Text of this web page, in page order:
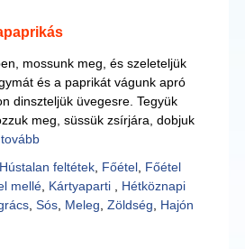
mossunk meg, és szeleteljük
és a paprikát vágunk apró
dinszteljük üvegesre. Tegyük
meg, süssük zsírjára, dobjuk
tovább
Hústalan feltétek, Főétel, Főétel
mellé, Kártyaparti
Hétköznapi
, Sós, Meleg Zöldség
Hajón